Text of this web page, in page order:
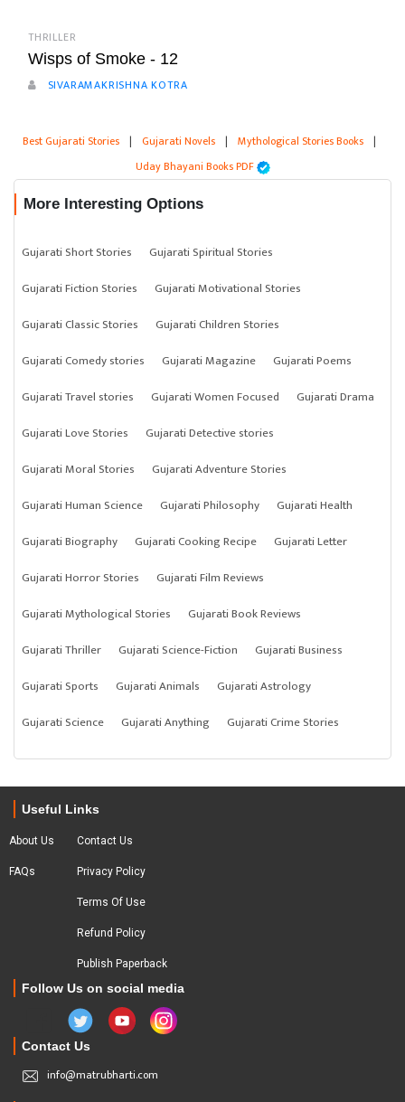
THRILLER
Wisps of Smoke - 12
SIVARAMAKRISHNA KOTRA
Best Gujarati Stories | Gujarati Novels | Mythological Stories Books |
Uday Bhayani Books PDF
More Interesting Options
Gujarati Short Stories
Gujarati Spiritual Stories
Gujarati Fiction Stories
Gujarati Motivational Stories
Gujarati Classic Stories
Gujarati Children Stories
Gujarati Comedy stories
Gujarati Magazine
Gujarati Poems
Gujarati Travel stories
Gujarati Women Focused
Gujarati Drama
Gujarati Love Stories
Gujarati Detective stories
Gujarati Moral Stories
Gujarati Adventure Stories
Gujarati Human Science
Gujarati Philosophy
Gujarati Health
Gujarati Biography
Gujarati Cooking Recipe
Gujarati Letter
Gujarati Horror Stories
Gujarati Film Reviews
Gujarati Mythological Stories
Gujarati Book Reviews
Gujarati Thriller
Gujarati Science-Fiction
Gujarati Business
Gujarati Sports
Gujarati Animals
Gujarati Astrology
Gujarati Science
Gujarati Anything Gujarati Crime Stories
Useful Links
About Us
FAQs
Contact Us
Privacy Policy
Terms Of Use
Refund Policy
Publish Paperback
Follow Us on social media
Contact Us
info@matrubharti.com